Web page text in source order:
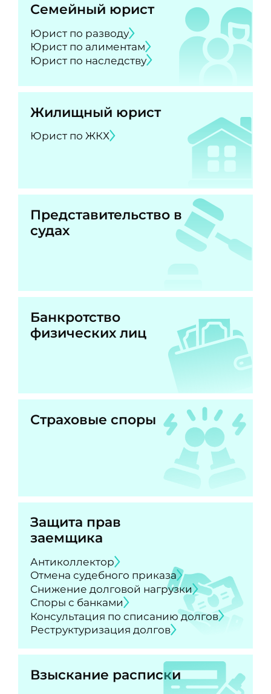
Семейный юрист
Юрист по разводу
Юрист по алиментам
Юрист по наследству
Жилищный юрист
Юрист по ЖКХ
Представительство в
судах
Банкротство
физических лиц
Страховые споры
Защита прав
заемщика
Антиколлектор
Отмена судебного приказа
Снижение долговой нагрузки
Споры с банками
Консультация по списанию долгов
Реструктуризация долгов
Взыскание расписки